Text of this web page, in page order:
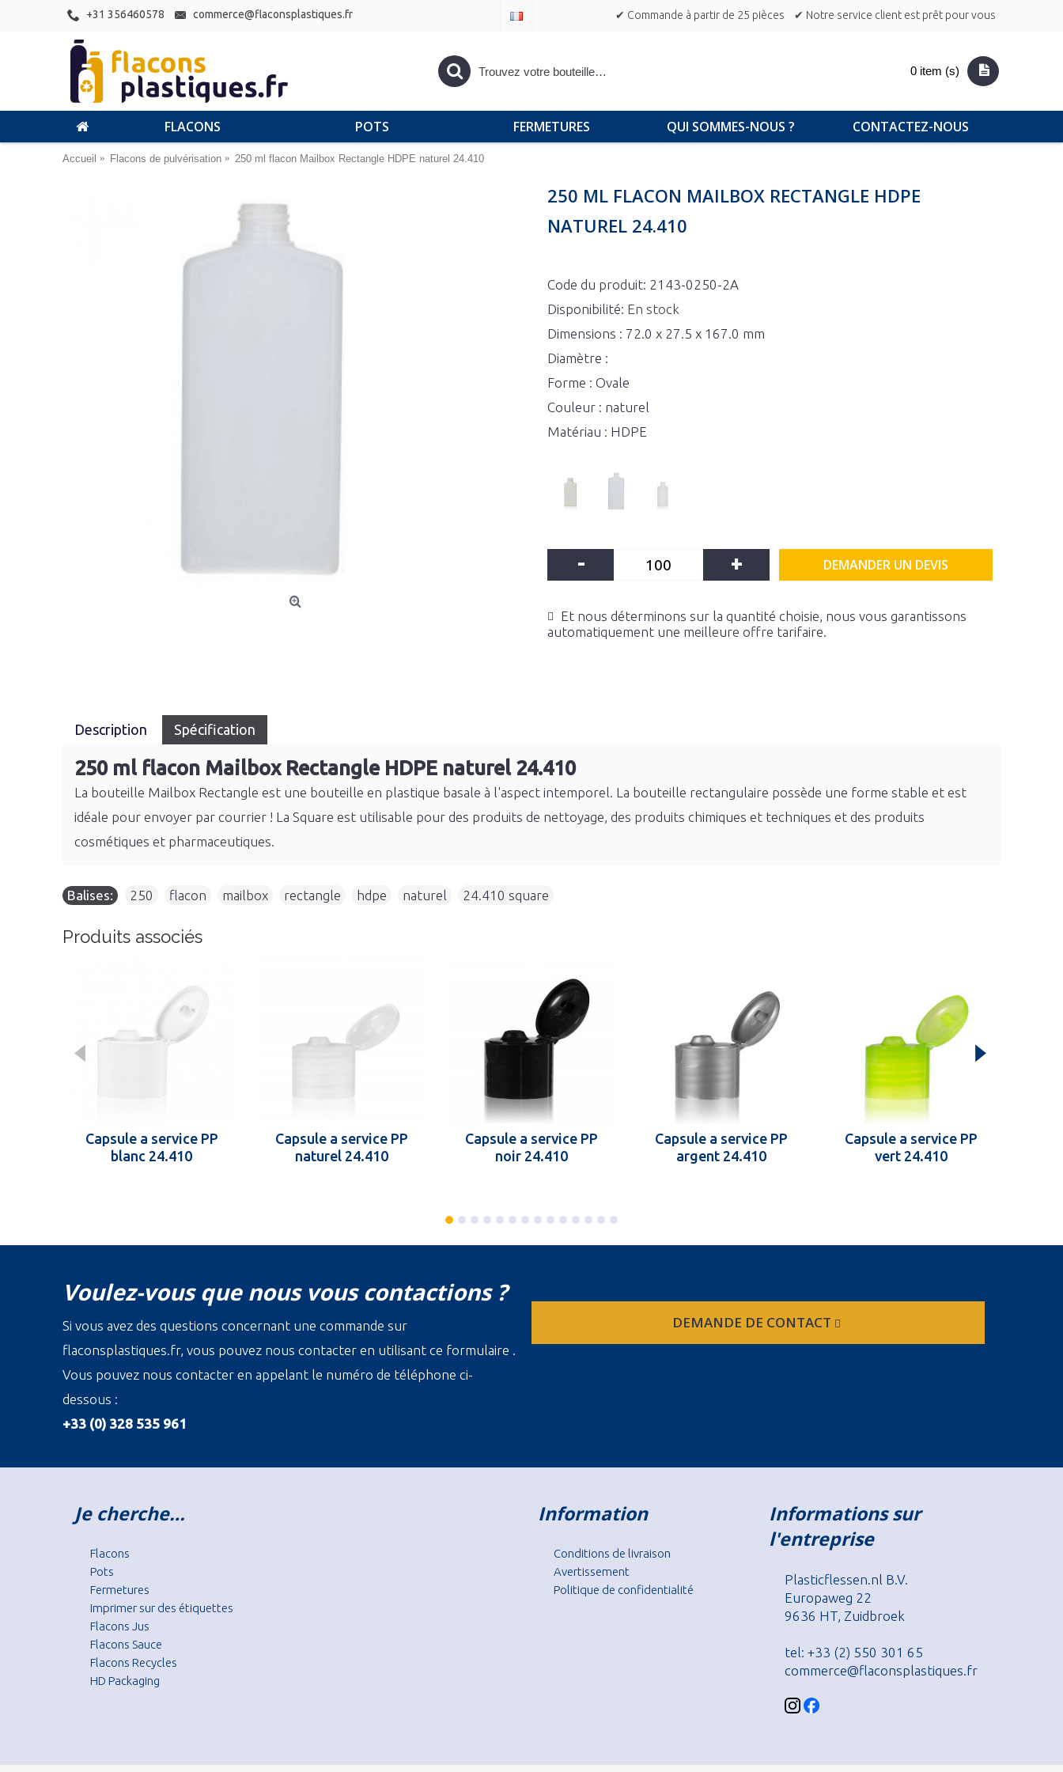
+31 356460578 commerce@flaconsplastiques.fr ✔ Commande à partir de 25 pièces ✔ Notre service client est prêt pour vous
0 item (s)
FLACONS POTS FERMETURES QUI SOMMES-NOUS ? CONTACTEZ-NOUS
Accueil Flacons de pulvérisation 250 ml flacon Mailbox Rectangle HDPE naturel 24.410
250 ML FLACON MAILBOX RECTANGLE HDPE
NATUREL 24.410
Code du produit: 2143-0250-2A
Disponibilité: En stock
Dimensions : 72.0 x 27.5 x 167.0 mm
Diamètre :
Forme : Ovale
Couleur : naturel
Matériau : HDPE
- + DEMANDER UN DEVIS
Et nous déterminons sur la quantité choisie, nous vous garantissons
automatiquement une meilleure offre tarifaire.
Description Spécification
250 ml flacon Mailbox Rectangle HDPE naturel 24.410
La bouteille Mailbox Rectangle est une bouteille en plastique basale à l'aspect intemporel. La bouteille rectangulaire possède une forme stable et est
idéale pour envoyer par courrier ! La Square est utilisable pour des produits de nettoyage, des produits chimiques et techniques et des produits
cosmétiques et pharmaceutiques.
Balises: 250 flacon mailbox rectangle hdpe naturel 24.410 square
Produits associés
Capsule a service PP
blanc 24.410
Capsule a service PP
naturel 24.410
Capsule a service PP
noir 24.410
Capsule a service PP
argent 24.410
Capsule a service PP
vert 24.410
Voulez-vous que nous vous contactions ?
Si vous avez des questions concernant une commande sur
flaconsplastiques.fr, vous pouvez nous contacter en utilisant ce formulaire .
Vous pouvez nous contacter en appelant le numéro de téléphone ci-
dessous :
+33 (0) 328 535 961
DEMANDE DE CONTACT
Je cherche…
Flacons
Pots
Fermetures
Imprimer sur des étiquettes
Flacons Jus
Flacons Sauce
Flacons Recycles
HD Packaging
Information
Conditions de livraison
Avertissement
Politique de confidentialité
Informations sur
l'entreprise
Plasticflessen.nl B.V.
Europaweg 22
9636 HT, Zuidbroek
tel: +33 (2) 550 301 65
commerce@flaconsplastiques.fr